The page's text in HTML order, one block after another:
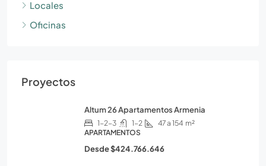
Locales
Oficinas
Proyectos
Altum 26 Apartamentos Armenia
1-2-3 1-2 47 a 154 m²
APARTAMENTOS
Desde$424.766.646